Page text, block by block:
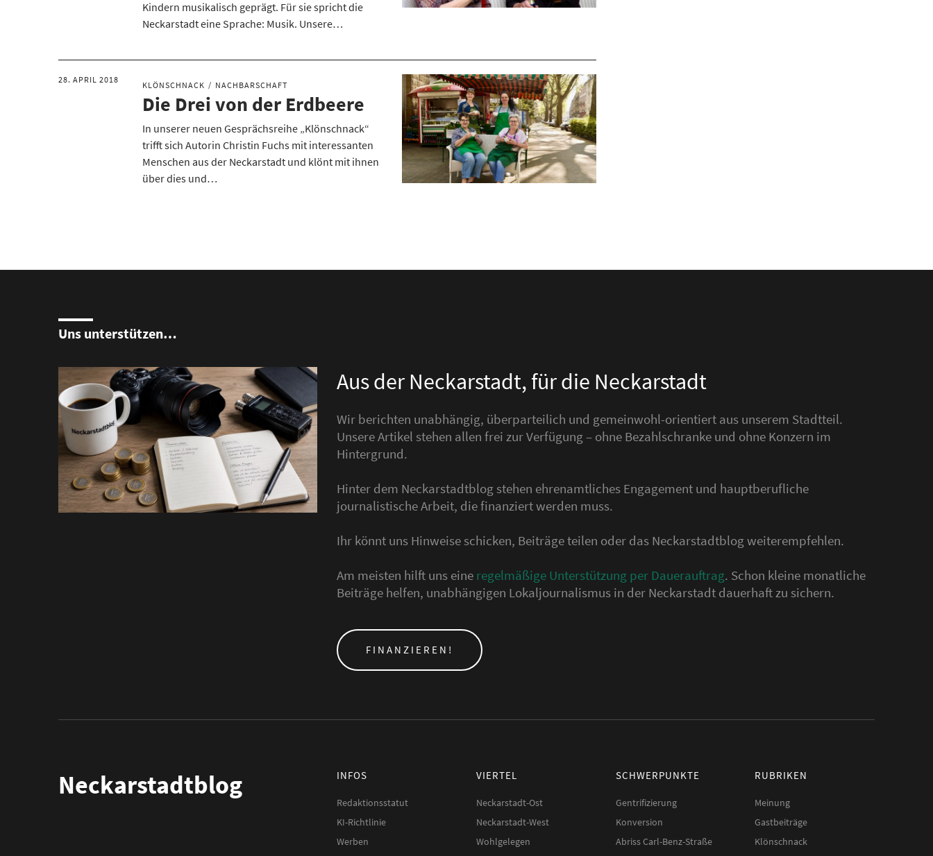
Kindern musikalisch geprägt. Für sie spricht die
Neckarstadt eine Sprache: Musik. Unsere…
28. APRIL 2018
KLÖNSCHNACK NACHBARSCHAFT
Die Drei von der Erdbeere
In unserer neuen Gesprächsreihe „Klönschnack“
trifft sich Autorin Christin Fuchs mit interessanten
Menschen aus der Neckarstadt und klönt mit ihnen
über dies und…
Uns unterstützen…
Aus der Neckarstadt, für die Neckarstadt
Wir berichten unabhängig, überparteilich und gemeinwohl-orientiert aus unserem Stadtteil.
Unsere Artikel stehen allen frei zur Verfügung – ohne Bezahlschranke und ohne Konzern im
Hintergrund.
Hinter dem Neckarstadtblog stehen ehrenamtliches Engagement und hauptberufliche
journalistische Arbeit, die finanziert werden muss.
Ihr könnt uns Hinweise schicken, Beiträge teilen oder das Neckarstadtblog weiterempfehlen.
Am meisten hilft uns eine regelmäßige Unterstützung per Dauerauftrag. Schon kleine monatliche
Beiträge helfen, unabhängigen Lokaljournalismus in der Neckarstadt dauerhaft zu sichern.
FINANZIEREN!
Neckarstadtblog INFOS
Redaktionsstatut
KI-Richtlinie
Werben
VIERTEL
Neckarstadt-Ost
Neckarstadt-West
Wohlgelegen
SCHWERPUNKTE
Gentrifizierung
Konversion
Abriss Carl-Benz-Straße
RUBRIKEN
Meinung
Gastbeiträge
Klönschnack